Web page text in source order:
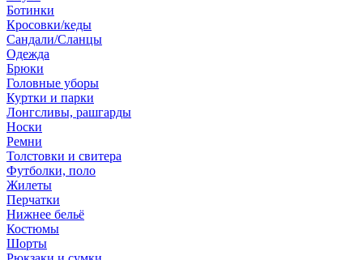
Ботинки
Кросовки/кеды
Сандали/Сланцы
Одежда
Брюки
Головные уборы
Куртки и парки
Лонгсливы, рашгарды
Носки
Ремни
Толстовки и свитера
Футболки, поло
Жилеты
Перчатки
Нижнее бельё
Костюмы
Шорты